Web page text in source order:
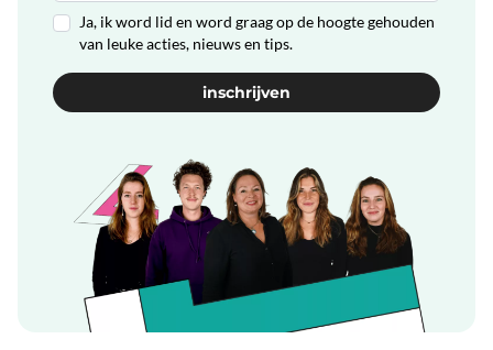
Ja, ik word lid en word graag op de hoogte gehouden
van leuke acties, nieuws en tips.